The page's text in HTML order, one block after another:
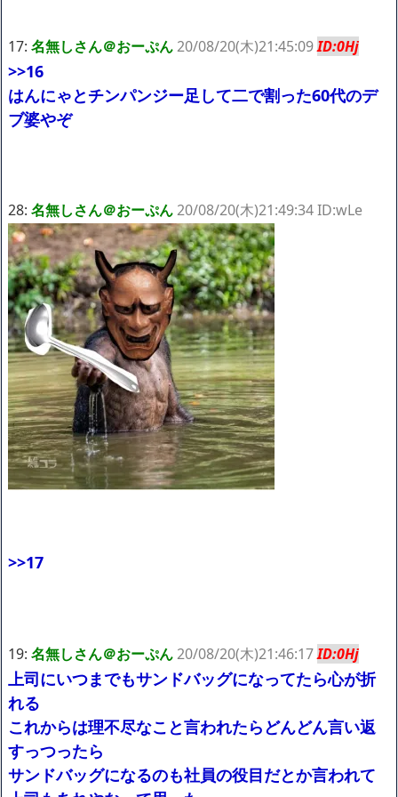
17: 名無しさん＠おーぷん20/08/20(木)21:45:09ID:0Hj
>>16
はんにゃとチンパンジー足して二で割った60代のデ
ブ婆やぞ
28: 名無しさん＠おーぷん20/08/20(木)21:49:34 ID:wLe
>>17
19: 名無しさん＠おーぷん20/08/20(木)21:46:17ID:0Hj
上司にいつまでもサンドバッグになってたら心が折
れる
これからは理不尽なこと言われたらどんどん言い返
すっつったら
サンドバッグになるのも社員の役目だとか言われて